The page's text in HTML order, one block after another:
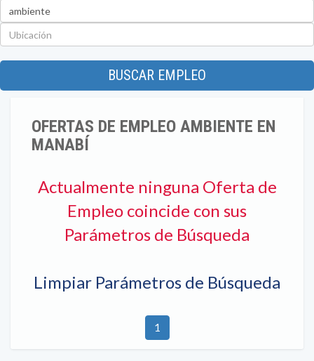
BUSCAR EMPLEO
OFERTAS DE EMPLEO AMBIENTE EN
MANABÍ
Actualmente ninguna Oferta de
Empleo coincide con sus
Parámetros de Búsqueda
Limpiar Parámetros de Búsqueda
1